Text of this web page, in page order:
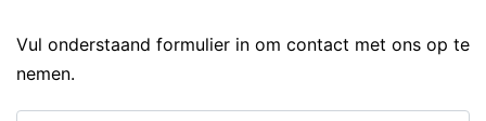
Vul onderstaand formulier in om contact met ons op te
nemen.